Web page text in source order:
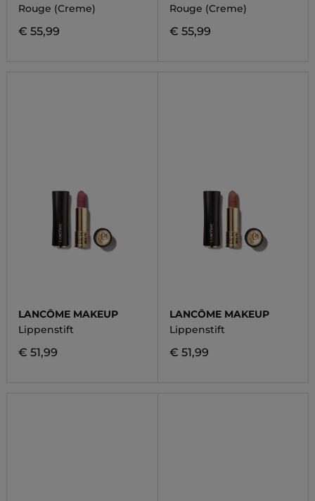
Rouge (Creme)
€ 55,99
Rouge (Creme)
€ 55,99
LANCÔME MAKEUP
Lippenstift
€ 51,99
LANCÔME MAKEUP
Lippenstift
€ 51,99